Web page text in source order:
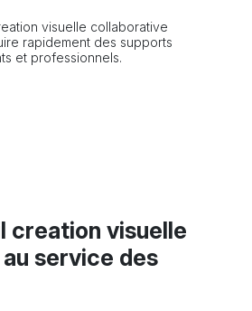
visuelle collaborative
rapidement des supports
et professionnels.
creation visuelle
service des